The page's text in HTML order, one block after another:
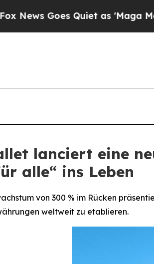
Goes Quiet as 'Maga Media
lanciert eine
alle“ ins Leben
von 300 % im Rücken
weltweit zu etablieren.